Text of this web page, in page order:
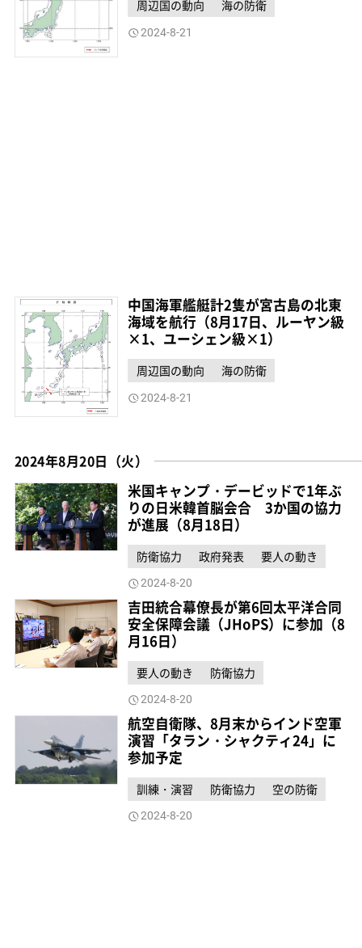
周辺国の動向 海の防衛
2024-8-21
中国海軍艦艇計2隻が宮古島の北東
海域を航行（8月17日、ルーヤン級
×1、ユーシェン級×1）
周辺国の動向 海の防衛
2024-8-21
2024年8月20日（火）
米国キャンプ・デービッドで1年ぶ
りの日米韓首脳会合 3か国の協力
が進展（8月18日）
防衛協力 政府発表 要人の動き
2024-8-20
吉田統合幕僚長が第6回太平洋合同
安全保障会議（JHoPS）に参加（8
月16日）
要人の動き 防衛協力
2024-8-20
航空自衛隊、8月末からインド空軍
演習「タラン・シャクティ24」に
参加予定
訓練・演習 防衛協力 空の防衛
2024-8-20